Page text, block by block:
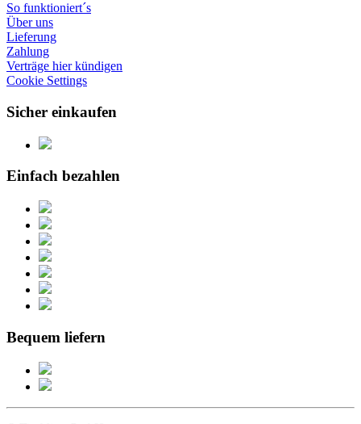
So funktioniert´s
Über uns
Lieferung
Zahlung
Verträge hier kündigen
Cookie Settings
Sicher einkaufen
Einfach bezahlen
Bequem liefern